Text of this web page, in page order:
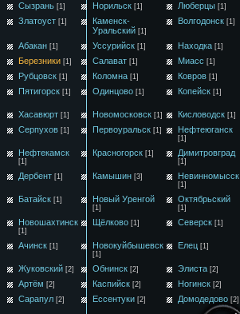
Сызрань [1] Норильск [1] Люберцы [1]
Златоуст [1]
Каменск-
Уральский [1]
Волгодонск [1]
Абакан [1] Уссурийск [1] Находка [1]
Березники [1] Салават [1] Миасс [1]
Рубцовск [1] Коломна [1] Ковров [1]
Пятигорск [1] Одинцово [1] Копейск [1]
Хасавюрт [1] Новомосковск [1] Кисловодск [1]
Серпухов [1] Первоуральск [1] Нефтеюганск
[1]
Нефтекамск
[1]
Красногорск [1] Димитровград
[1]
Дербент [1] Камышин [3] Невинномысск
[1]
Батайск [1] Новый Уренгой
[1]
Октябрьский
[1]
Новошахтинск
[1]
Щёлково [1] Северск [1]
Ачинск [1] Новокуйбышевск
[1]
Елец [1]
Жуковский [2] Обнинск [2] Элиста [2]
Артём [2] Каспийск [2] Ногинск [2]
Сарапул [2] Ессентуки [2] Домодедово [2]